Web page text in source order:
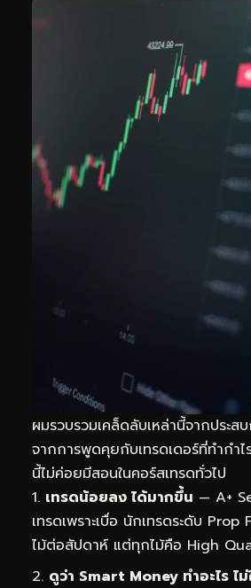
ผมรวบรวมเคล็ดลับเหล่านี้จากประ
จากการพูดคุยกับเทรดเดอร์ที่ทำกำไ
นี้ไม่ค่อยมีสอนในคอร์สเทรดทั่วไป
เทรดน้อยลง ได้มากขึ้น — A+
เทรดเพราะเบื่อ นักเทรดระดับ
ไม้ต่อสัปดาห์ แต่ทุกไม้คือ High
ดูว่า Smart Money ทำอะไร ไ